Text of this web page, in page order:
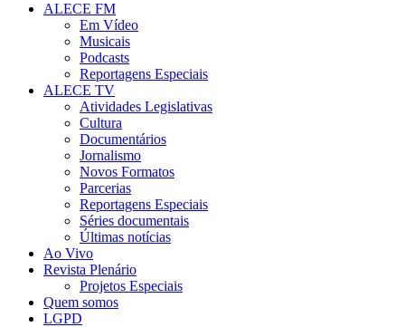
ALECE FM
Em Vídeo
Musicais
Podcasts
Reportagens Especiais
ALECE TV
Atividades Legislativas
Cultura
Documentários
Jornalismo
Novos Formatos
Parcerias
Reportagens Especiais
Séries documentais
Últimas notícias
Ao Vivo
Revista Plenário
Projetos Especiais
Quem somos
LGPD